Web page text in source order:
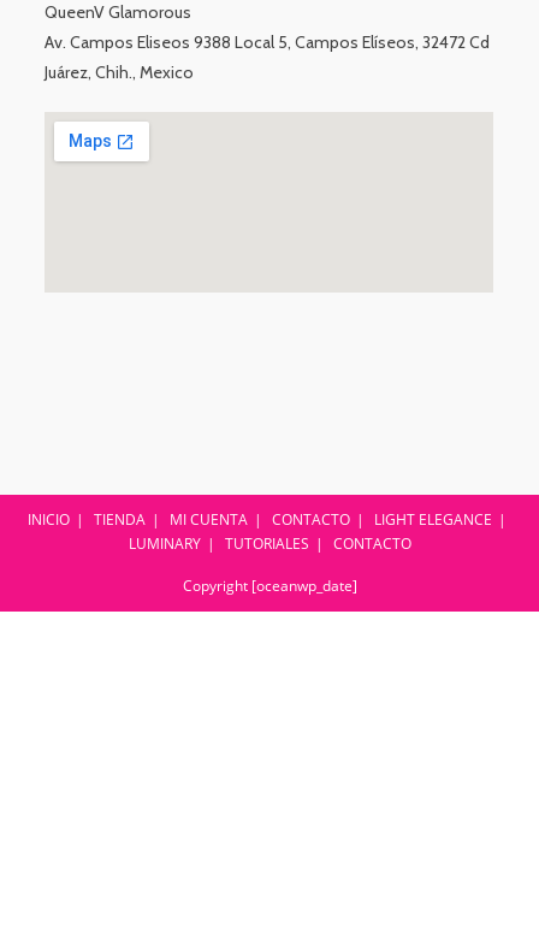
QueenV Glamorous
Av. Campos Eliseos 9388 Local 5, Campos Elíseos, 32472 Cd
Juárez, Chih., Mexico
INICIO TIENDA MI CUENTA CONTACTO
LIGHT ELEGANCE
LUMINARY
TUTORIALES CONTACTO
Copyright [oceanwp_date]